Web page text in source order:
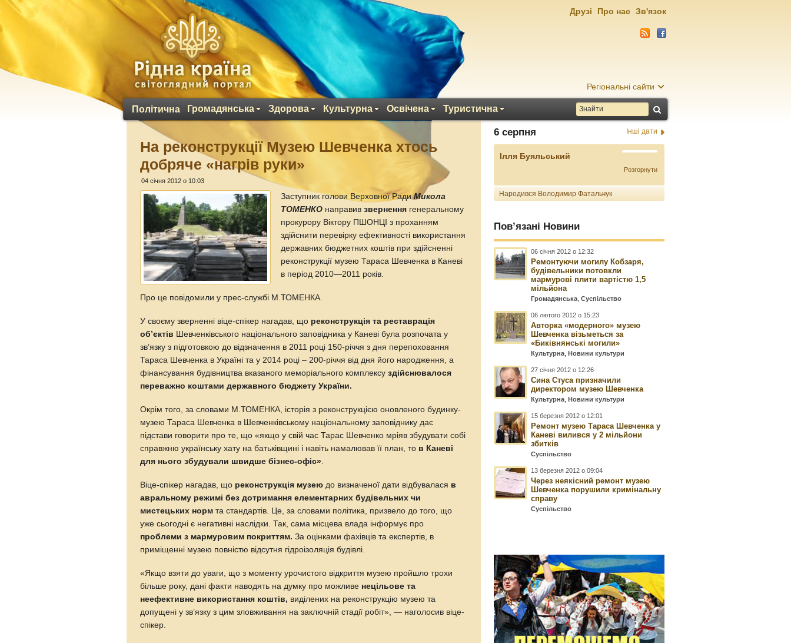
Регіональні сайти
Політична Громадянська Здорова Культурна Освічена Туристична
Друзі Про нас Зв'язок
На реконструкції Музею Шевченка хтось
добряче «нагрів руки»
04 січня 2012 о 10:03
Заступник голови Верховної РадиМикола
ТОМЕНКО направивзвернення генеральному
прокурору Віктору ПШОНЦІ з проханням
здійснити перевірку ефективності використання
державних бюджетних коштів при здійсненні
реконструкції музею Тараса Шевченка в Каневі
в період 2010—2011 років.
Про це повідомили у прес-службі М.ТОМЕНКА.
У своєму зверненні віце-спікер нагадав, що реконструкція та реставрація
об’єктів Шевченківського національного заповідника у Каневі була розпочата у
зв’язку з підготовкою до відзначення в 2011 році 150-річчя з дня перепоховання
Тараса Шевченка в Україні та у 2014 році – 200-річчя від дня його народження, а
фінансування будівництва вказаного меморіального комплексуздійснювалося
переважно коштами державного бюджету України.
Окрім того, за словами М.ТОМЕНКА, історія з реконструкцією оновленого будинку-
музею Тараса Шевченка в Шевченківському національному заповіднику дає
підстави говорити про те, що «якщо у свій час Тарас Шевченко мріяв збудувати собі
справжню українську хату на батьківщині і навіть намалював її план, то в Каневі
для нього збудували швидше бізнес-офіс»
Віце-спікер нагадав, що реконструкція музею до визначеної дати відбувалася в
авральному режимі без дотримання елементарних будівельних чи
мистецьких норм та стандартів. Це, за словами політика, призвело до того, що
уже сьогодні є негативні наслідки. Так, сама місцева влада інформує про
проблеми з мармуровим покриттям. За оцінками фахівців та експертів, в
приміщенні музею повністю відсутня гідроізоляція будівлі.
«Якщо взяти до уваги, що з моменту урочистого відкриття музею пройшло трохи
більше року, дані факти наводять на думку про можливе нецільове та
неефективне використання коштів, виділених на реконструкцію музею та
допущені у зв’язку з цим зловживання на заключній стадії робіт», — наголосив віце-
спікер.
6 серпня Інші дати
Ілля Буяльський
Розгорнути
Народився Володимир Фатальчук
Пов’язані Новини
06 січня 2012 о 12:32
Ремонтуючи могилу Кобзаря,
будівельники потовкли
мармурові плити вартістю 1,5
мільйона
Громадянська ,Суспільство
06 лютого 2012 о 15:23
Авторка «модерного» музею
Шевченка візьметься за
«Биківнянські могили»
Культурна ,Новини культури
27 січня 2012 о 12:26
Сина Стуса призначили
директором музею Шевченка
Культурна ,Новини культури
15 березня 2012 о 12:01
Ремонт музею Тараса Шевченка у
Каневі вилився у 2 мільйони
збитків
Суспільство
13 березня 2012 о 09:04
Через неякісний ремонт музею
Шевченка порушили кримінальну
справу
Суспільство